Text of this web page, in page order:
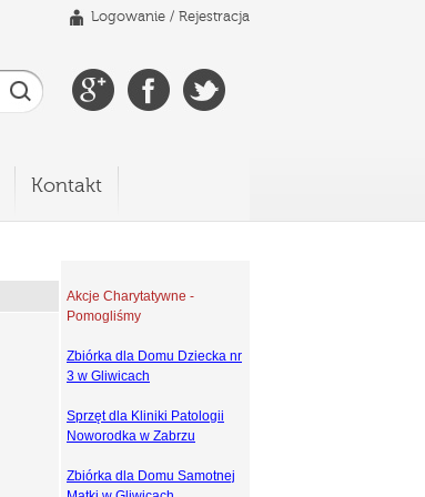
Logowanie / Rejestracja
Kontakt
Akcje Charytatywne -
Pomogliśmy
Zbiórka dla Domu Dziecka nr
3 w Gliwicach
Sprzęt dla Kliniki Patologii
Noworodka w Zabrzu
Zbiórka dla Domu Samotnej